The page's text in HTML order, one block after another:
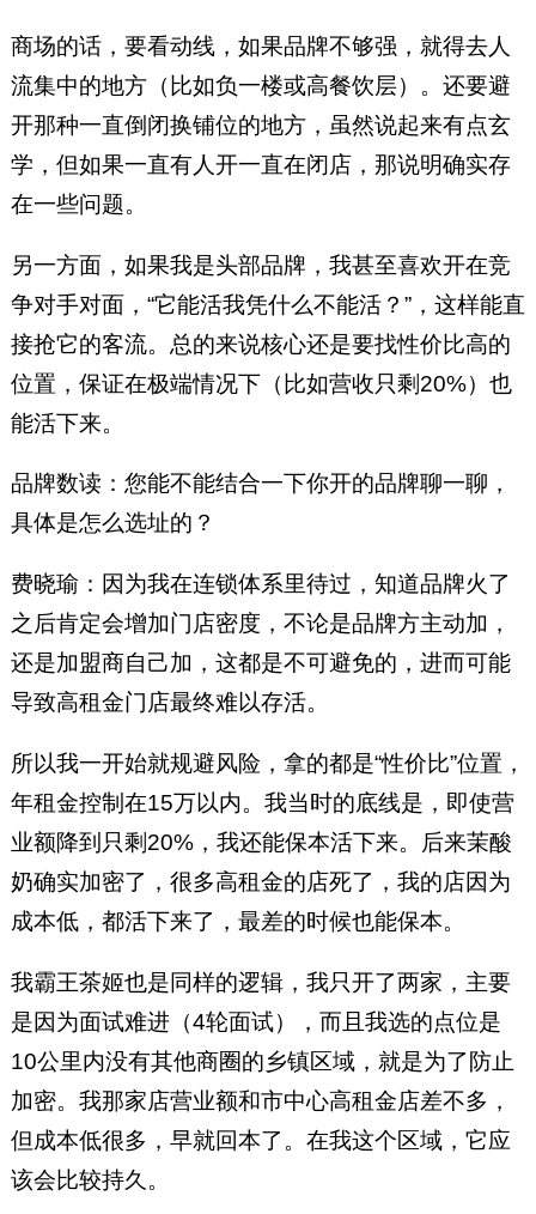
商场的话，要看动线，如果品牌不够强，就得去人
流集中的地方（比如负一楼或高餐饮层）。还要避
开那种一直倒闭换铺位的地方，虽然说起来有点玄
学，但如果一直有人开一直在闭店，那说明确实存
在一些问题。
另一方面，如果我是头部品牌，我甚至喜欢开在竞
争对手对面，“它能活我凭什么不能活？”，这样能直
接抢它的客流。总的来说核心还是要找性价比高的
位置，保证在极端情况下（比如营收只剩20%）也
能活下来。
品牌数读：您能不能结合一下你开的品牌聊一聊，
具体是怎么选址的？
费晓瑜：因为我在连锁体系里待过，知道品牌火了
之后肯定会增加门店密度，不论是品牌方主动加，
还是加盟商自己加，这都是不可避免的，进而可能
导致高租金门店最终难以存活。
所以我一开始就规避风险，拿的都是“性价比”位置，
年租金控制在15万以内。我当时的底线是，即使营
业额降到只剩20%，我还能保本活下来。后来茉酸
奶确实加密了，很多高租金的店死了，我的店因为
成本低，都活下来了，最差的时候也能保本。
我霸王茶姬也是同样的逻辑，我只开了两家，主要
是因为面试难进（4轮面试），而且我选的点位是
10公里内没有其他商圈的乡镇区域，就是为了防止
加密。我那家店营业额和市中心高租金店差不多，
但成本低很多，早就回本了。在我这个区域，它应
该会比较持久。